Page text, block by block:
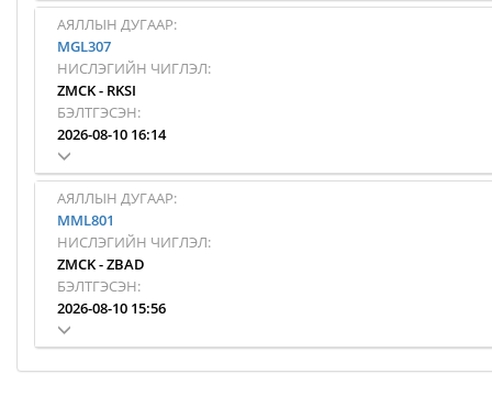
АЯЛЛЫН ДУГААР:
MGL307
НИСЛЭГИЙН ЧИГЛЭЛ:
ZMCK- RKSI
БЭЛТГЭСЭН:
2026-08-10 16:14
АЯЛЛЫН ДУГААР:
MML801
НИСЛЭГИЙН ЧИГЛЭЛ:
ZMCK-ZBAD
БЭЛТГЭСЭН:
2026-08-10 15:56